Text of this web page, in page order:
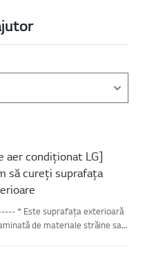
aer condiționat LG]
să cureți suprafața
* Este suprafața exterioară
de materiale străine sau